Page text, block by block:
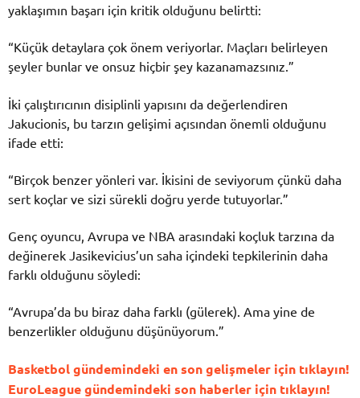
yaklaşımın başarı için kritik olduğunu belirtti:
“Küçük detaylara çok önem veriyorlar. Maçları belirleyen
şeyler bunlar ve onsuz hiçbir şey kazanamazsınız.”
İki çalıştırıcının disiplinli yapısını da değerlendiren
Jakucionis, bu tarzın gelişimi açısından önemli olduğunu
ifade etti:
“Birçok benzer yönleri var. İkisini de seviyorum çünkü daha
sert koçlar ve sizi sürekli doğru yerde tutuyorlar.”
Genç oyuncu, Avrupa ve NBA arasındaki koçluk tarzına da
değinerek Jasikevicius’un saha içindeki tepkilerinin daha
farklı olduğunu söyledi:
“Avrupa’da bu biraz daha farklı (gülerek). Ama yine de
benzerlikler olduğunu düşünüyorum.”
Basketbol gündemindeki en son gelişmeler için tıklayın!
EuroLeague gündemindeki son haberler için tıklayın!